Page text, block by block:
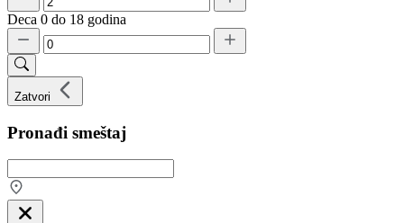
Deca 0 do 18 godina
Zatvori
Pronađi smeštaj